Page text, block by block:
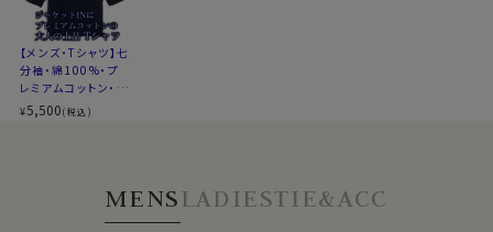
る為です。ワイシャツの衿がジャケットよりも高いのもそ
のためです。
またリブが高いことにより、肌の露出を適度にひかえビジ
ネスでも上品な印象に。
リブがしっかりあることにより、首周りの印象が寂しくな
らず、まさにスーツやジャケットにぴったりな1枚です。
【メンズ・Tシャツ】七
分袖・綿100%・プ
レミアムコットン・度
詰め天竺ニット・丸
首・クルーネック
¥5,500(税込)
MENSLADIESTIE&ACC